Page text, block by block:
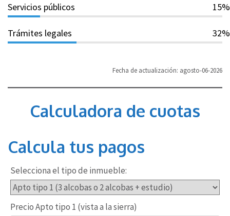
Servicios públicos 15%
Trámites legales 32%
Fecha de actualización: agosto-06-2026
Calculadora de cuotas
Calcula tus pagos
Selecciona el tipo de inmueble:
Precio Apto tipo 1 (vista a la sierra)